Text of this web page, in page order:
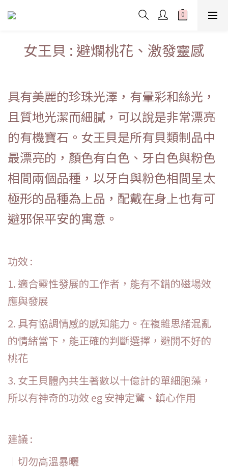
女王貝 : 避爛桃花、激發靈感
具有美麗的珍珠光澤，有暈彩和絲光，
且質地光潔而細膩，可以說是非常漂亮
的有機寶石。女王貝是所有貝類制品中
最漂亮的，顏色有白色、牙白色與粉色
相間兩個品種，以牙白與粉色相間呈太
極形的品種為上品，配戴在身上也有可
避邪保平安的寓意。
功效 :
1. 適合靈性發展的工作者，能有不錯的磁場效
應與發展
2. 具有協調情感的感知能力。在複雜思緒混亂
的情緒當下，能正確的判斷選擇，避開不好的
桃花
3. 女王貝體內共生著數以十億計的單細胞藻，
所以有神奇的功效 eg 安神定驚、鎮心作用
建議 :
︱切勿高溫暴曬